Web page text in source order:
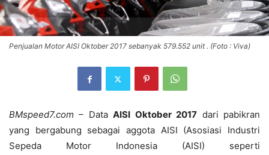
Penjualan Motor AISI Oktober 2017 sebanyak 579.552 unit . (Foto : Viva)
BMspeed7.com– DataAISI Oktober 2017 dari pabikran
yang bergabung sebagai aggota AISI (Asosiasi Industri
Sepeda Motor Indonesia (AISI) seperti